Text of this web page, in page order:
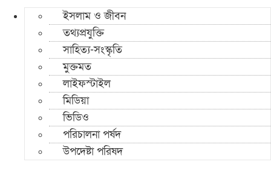
ইসলাম ও জীবন
তথ্যপ্রযুক্তি
সাহিত্য-সংস্কৃতি
মুক্তমত
লাইফস্টাইল
মিডিয়া
ভিডিও
পরিচালনা পর্ষদ
উপদেষ্টা পরিষদ